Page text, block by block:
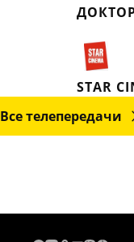
STAR
Все телепередачи